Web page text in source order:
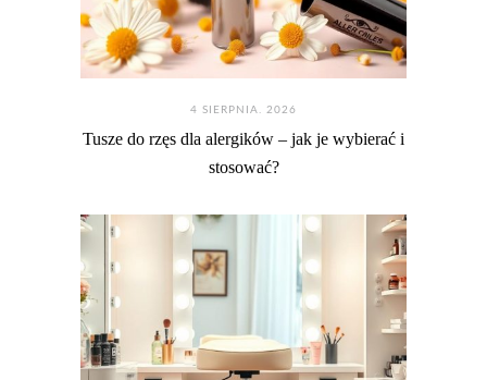
4 SIERPNIA. 2026
Tusze do rzęs dla alergików – jak je wybierać i
stosować?